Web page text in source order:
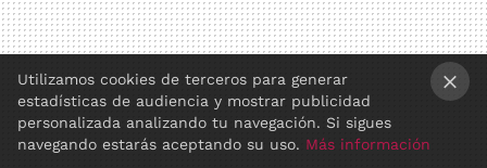
Utilizamos cookies de terceros para generar
estadísticas de audiencia y mostrar publicidad
personalizada analizando tu navegación. Si sigues
navegando estarás aceptando su uso. Más información